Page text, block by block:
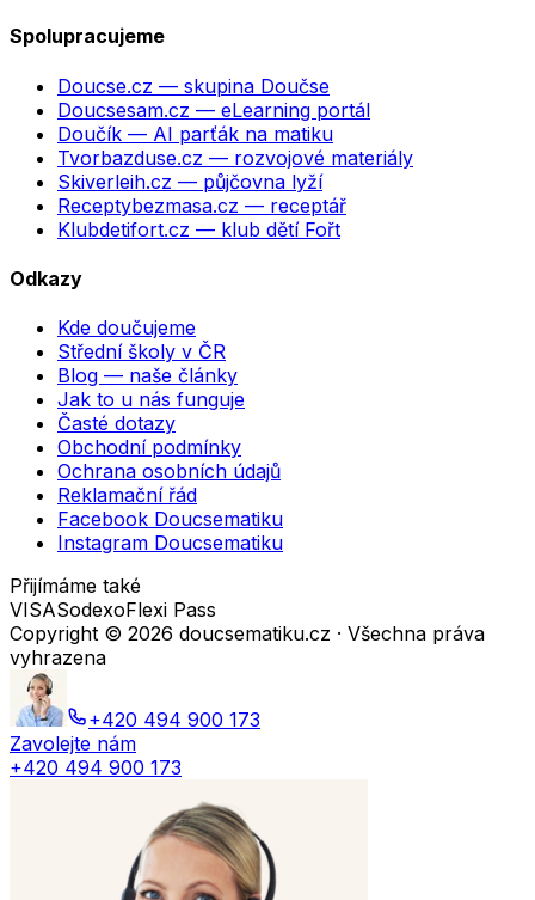
Spolupracujeme
Doucse.cz — skupina Doučse
Doucsesam.cz — eLearning portál
Doučík — AI parťák na matiku
Tvorbazduse.cz — rozvojové materiály
Skiverleih.cz — půjčovna lyží
Receptybezmasa.cz — receptář
Klubdetifort.cz — klub dětí Fořt
Odkazy
Kde doučujeme
Střední školy v ČR
Blog — naše články
Jak to u nás funguje
Časté dotazy
Obchodní podmínky
Ochrana osobních údajů
Reklamační řád
Facebook Doucsematiku
Instagram Doucsematiku
Přijímáme také
VISASodexoFlexi Pass
Copyright © 2026 doucsematiku.cz · Všechna práva
vyhrazena
+420 494 900 173
Zavolejte nám
+420 494 900 173